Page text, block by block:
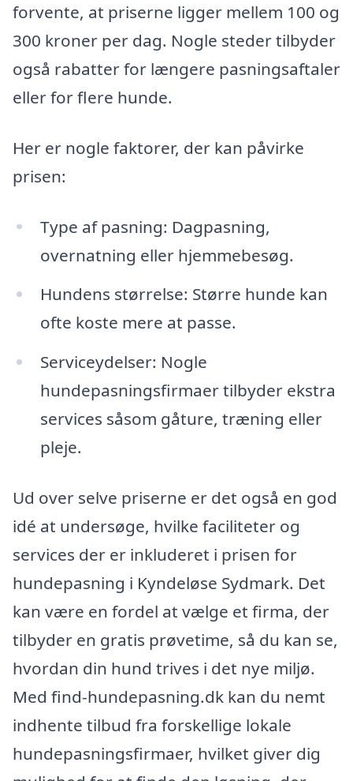
forvente, at priserne ligger mellem 100 og
300 kroner per dag. Nogle steder tilbyder
også rabatter for længere pasningsaftaler
eller for flere hunde.
Her er nogle faktorer, der kan påvirke
prisen:
Type af pasning: Dagpasning,
overnatning eller hjemmebesøg.
Hundens størrelse: Større hunde kan
ofte koste mere at passe.
Serviceydelser: Nogle
hundepasningsfirmaer tilbyder ekstra
services såsom gåture, træning eller
pleje.
Ud over selve priserne er det også en god
idé at undersøge, hvilke faciliteter og
services der er inkluderet i prisen for
hundepasning i Kyndeløse Sydmark. Det
kan være en fordel at vælge et firma, der
tilbyder en gratis prøvetime, så du kan se,
hvordan din hund trives i det nye miljø.
Med find-hundepasning.dk kan du nemt
indhente tilbud fra forskellige lokale
hundepasningsfirmaer, hvilket giver dig